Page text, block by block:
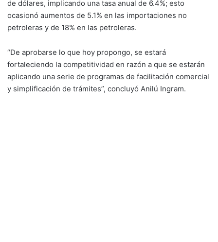
de dólares, implicando una tasa anual de 6.4%; esto
ocasionó aumentos de 5.1% en las importaciones no
petroleras y de 18% en las petroleras.
“De aprobarse lo que hoy propongo, se estará
fortaleciendo la competitividad en razón a que se estarán
aplicando una serie de programas de facilitación comercial
y simplificación de trámites”, concluyó Anilú Ingram.